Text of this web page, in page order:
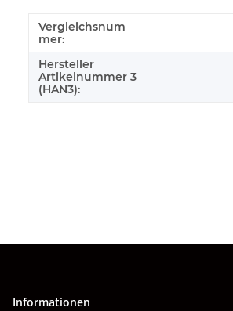
Produkteigenschaft
Wert
Vergleichsnum
mer:
Hersteller
Artikelnummer 3
(HAN3):
Informationen